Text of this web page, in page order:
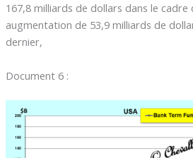
167,8 milliards de dollars dans le cadre
augmentation de 53,9 milliards de
dernier,
Document 6 :